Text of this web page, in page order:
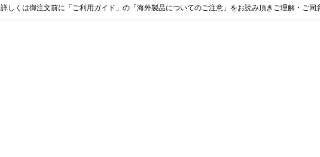
詳しくは御注文前に「ご利用ガイド」の「海外製品についてのご注意」をお読み頂きご理解・ご同